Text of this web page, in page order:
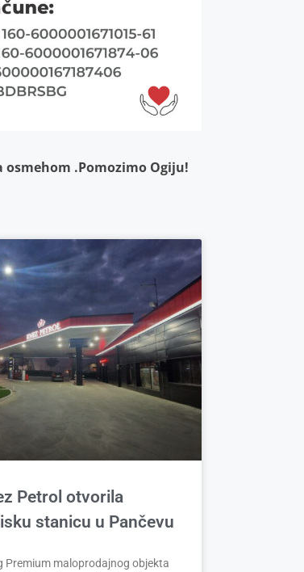
osmehom .Pomozimo Ogiju!
Petrol otvorila
stanicu u Pančevu
Premium maloprodajnog objekta